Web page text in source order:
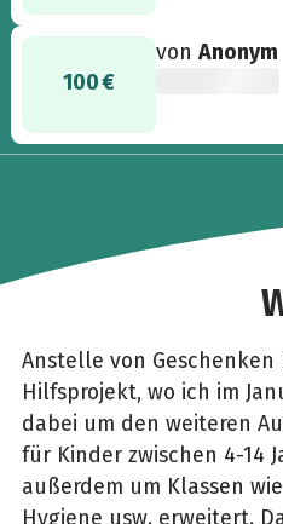
100 €
vonAnonym
Anstelle von
Hilfsprojekt, wo ich im
dabei um den weiteren
für Kinder zwischen 4-14
außerdem um Klassen
Hygiene usw. erweitert.